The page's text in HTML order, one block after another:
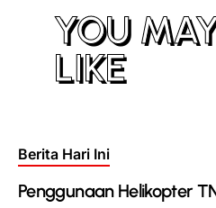
YOU
LIKE
Posted
Berita Hari Ini
Penggunaan Helikopter